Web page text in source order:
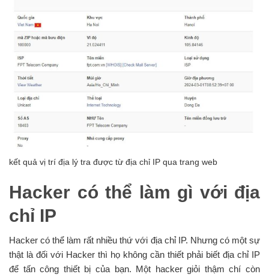
kết quả vị trí địa lý tra được từ địa chỉ IP qua trang web
Hacker có thể làm gì với địa
chỉ IP
Hacker có thể làm rất nhiều thứ với địa chỉ IP. Nhưng có một sự
thật là đối với Hacker thì họ không cần thiết phải biết địa chỉ IP
để tấn công thiết bị của bạn. Một hacker giỏi thậm chí còn